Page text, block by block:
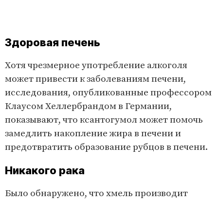
Здоровая печень
Хотя чрезмерное употребление алкоголя
может привести к заболеваниям печени,
исследования, опубликованные профессором
Клаусом Хеллербрандом в Германии,
показывают, что ксантогумол может помочь
замедлить накопление жира в печени и
предотвратить образование рубцов в печени.
Никакого рака
Было обнаружено, что хмель производит